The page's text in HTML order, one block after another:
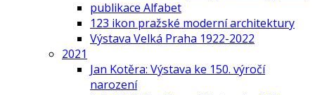
publikace Alfabet
123 ikon pražské moderní architektury
Výstava Velká Praha 1922-2022
2021
Jan Kotěra: Výstava ke 150. výročí
narození